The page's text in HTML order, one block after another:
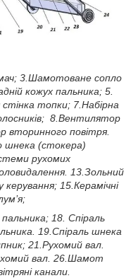
3.Шамотоване сопло
кожух пальника; 5.
топки; 7.Набірна
8.Вентилятор
вторинного повітря.
шнека (стокера)
рухомих
13.Зольний
керування; 15.Керамічні
18. Спіраль
19.Спіраль шнека
21.Рухомий вал.
вал. 26.Шамот
канали.